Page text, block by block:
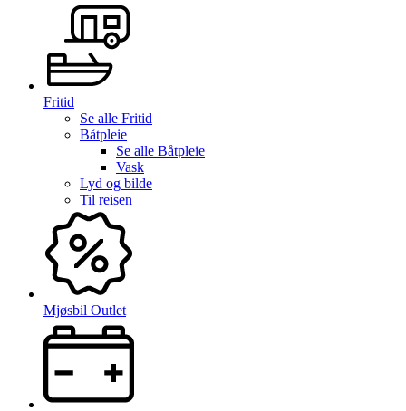
Fritid
Se alle Fritid
Båtpleie
Se alle Båtpleie
Vask
Lyd og bilde
Til reisen
Mjøsbil Outlet